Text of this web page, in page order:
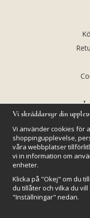
Vi skräddarsyr din
Vi använder cookies för
shoppingupplevelse,
våra webbplatser
vi in information om
enheter.
Klicka på "Okej" om du
du tillåter och vilka du
"Inställningar" nedan.